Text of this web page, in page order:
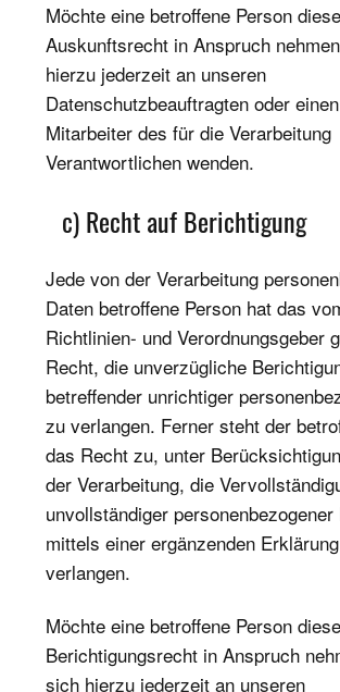
Möchte eine betroffene Person
Auskunftsrecht in Anspruch
hierzu jederzeit an unseren
Datenschutzbeauftragten oder
Mitarbeiter des für die Verarbeitung
Verantwortlichen wenden.
c) Recht auf Berichtigung
Jede von der Verarbeitung
Daten betroffene Person hat das
Richtlinien- und Verordnungsgeber
Recht, die unverzügliche
betreffender unrichtiger
zu verlangen. Ferner steht der
das Recht zu, unter
der Verarbeitung, die
unvollständiger
mittels einer ergänzenden
verlangen.
Möchte eine betroffene Person
Berichtigungsrecht in Anspruch
sich hierzu jederzeit an unseren